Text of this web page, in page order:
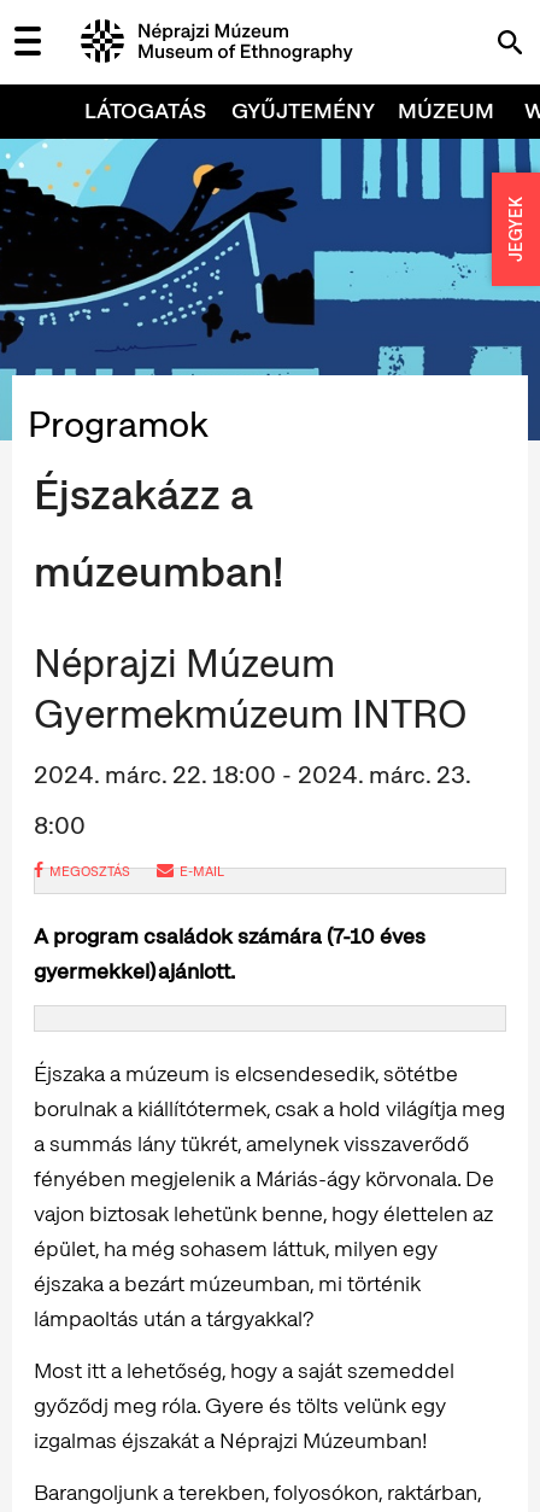
LÁTOGATÁS GYŰJTEMÉNY MÚZEUM
Programok
Éjszakázz a
múzeumban!
Néprajzi Múzeum
Gyermekmúzeum INTRO
2024. márc. 22. 18:00 - 2024. márc. 23.
8:00
MEGOSZTÁS E-MAIL
A program családok számára (7-10 éves
gyermekkel) ajánlott.
Éjszaka a múzeum is elcsendesedik, sötétbe
borulnak a kiállítótermek, csak a hold világítja meg
a summás lány tükrét, amelynek visszaverődő
fényében megjelenik a Máriás-ágy körvonala. De
vajon biztosak lehetünk benne, hogy élettelen az
épület, ha még sohasem láttuk, milyen egy
éjszaka a bezárt múzeumban, mi történik
lámpaoltás után a tárgyakkal?
Most itt a lehetőség, hogy a saját szemeddel
győződj meg róla. Gyere és tölts velünk egy
izgalmas éjszakát a Néprajzi Múzeumban!
Barangoljunk a terekben, folyosókon, raktárban,
JEGYEK